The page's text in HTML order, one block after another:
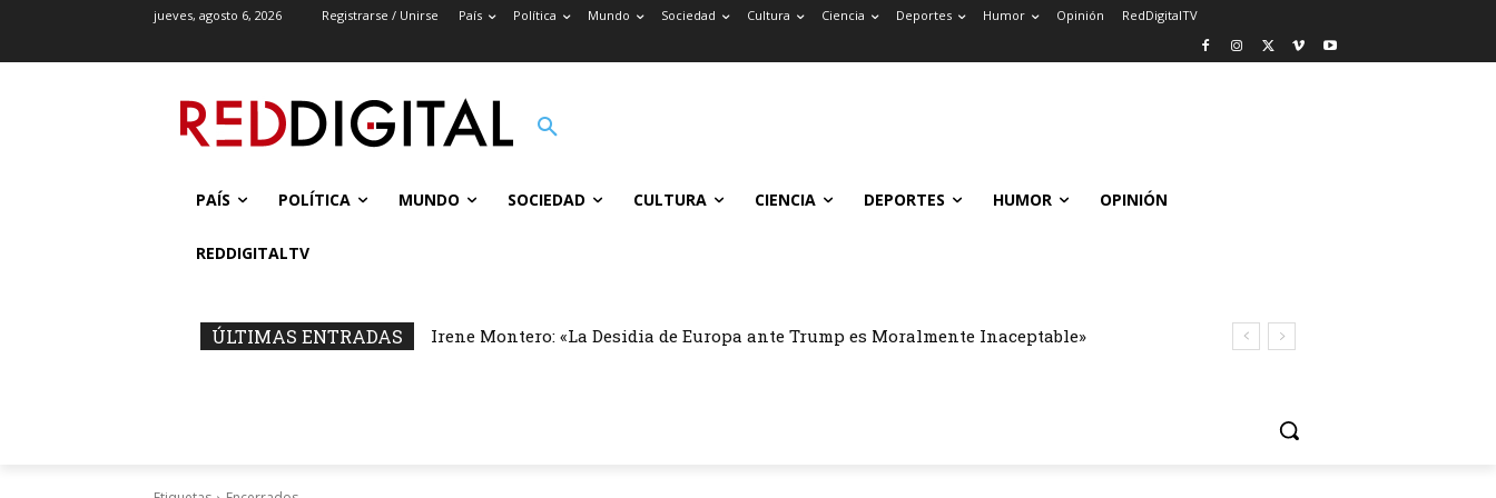
jueves, agosto 6, 2026 Registrarse / Unirse País Política Mundo Sociedad Cultura Ciencia Deportes Humor Opinión RedDigitalTV
PAÍS POLÍTICA MUNDO SOCIEDAD CULTURA CIENCIA DEPORTES HUMOR OPINIÓN
REDDIGITALTV
ÚLTIMAS ENTRADAS Irene Montero: «La Desidia de Europa ante Trump es Moralmente Inaceptable»